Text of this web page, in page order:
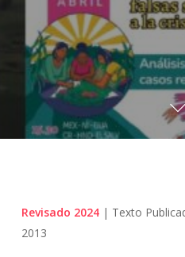
Revisado 2024 | Texto
2013